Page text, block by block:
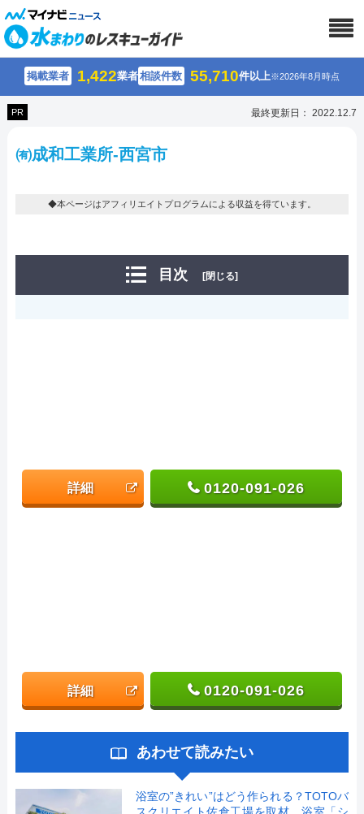
掲載業者 1,422業者相談件数 55,710件以上※2026年8月時点
PR 最終更新日： 2022.12.7
㈲成和工業所-西宮市
◆本ページはアフィリエイトプログラムによる収益を得ています。
目次 [閉じる]
詳細 0120-091-026
詳細 0120-091-026
あわせて読みたい
浴室の”きれい”はどう作られる？TOTOバ